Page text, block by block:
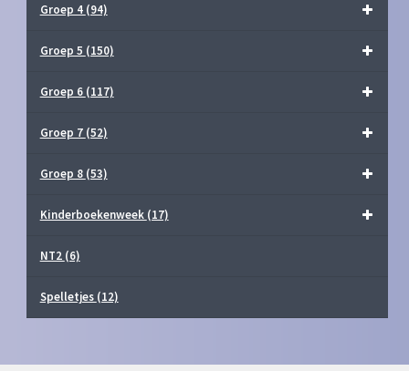
Groep 4 (94)
Groep 5 (150)
Groep 6 (117)
Groep 7 (52)
Groep 8 (53)
Kinderboekenweek (17)
NT2 (6)
Spelletjes (12)